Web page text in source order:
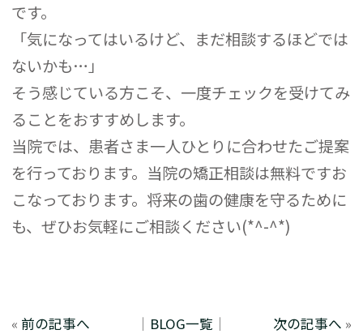
です。
「気になってはいるけど、まだ相談するほどでは
ないかも…」
そう感じている方こそ、一度チェックを受けてみ
ることをおすすめします。
当院では、患者さま一人ひとりに合わせたご提案
を行っております。当院の矯正相談は無料ですお
こなっております。将来の歯の健康を守るために
も、ぜひお気軽にご相談ください(*^-^*)
« 前の記事へ │ BLOG一覧 │ 次の記事へ »